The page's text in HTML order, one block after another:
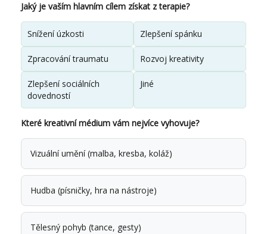
Jaký je vaším hlavním cílem získat z terapie?
Snížení úzkosti Zlepšení spánku
Zpracování traumatu Rozvoj kreativity
Zlepšení sociálních
dovedností
Jiné
Které kreativní médium vám nejvíce vyhovuje?
Vizuální umění (malba, kresba, koláž)
Hudba (písničky, hra na nástroje)
Tělesný pohyb (tance, gesty)